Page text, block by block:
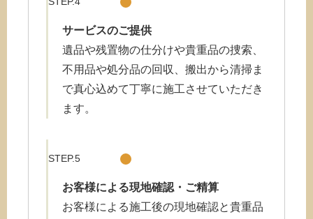
サービスのご提供
遺品や残置物の仕分けや貴重品の捜索、
不用品や処分品の回収、搬出から清掃ま
で真心込めて丁寧に施工させていただき
ます。
STEP.5
お客様による現地確認・ご精算
お客様による施工後の現地確認と貴重品